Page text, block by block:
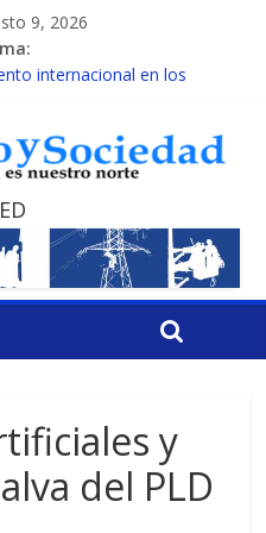
9, 2026
internacional en los
Nacional de la lucha contra el
COALICIÓN
rehabilitación de
Consulta Nacional por la
y
del PLD